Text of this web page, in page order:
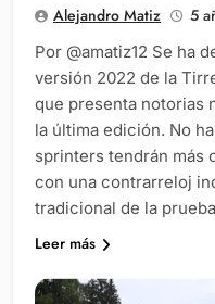
Alejandro Matiz 5
Por @amatiz12 Se ha
versión 2022 de la
que presenta notorias
la última edición. No
sprinters tendrán más
con una contrarreloj
tradicional de la
Leer más